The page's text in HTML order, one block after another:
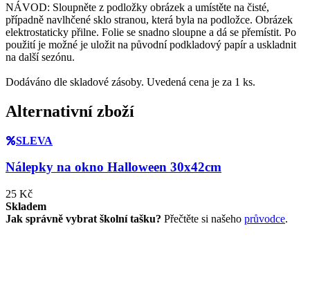
NÁVOD: Sloupněte z podložky obrázek a umístěte na čisté,
případně navlhčené sklo stranou, která byla na podložce. Obrázek
elektrostaticky přilne. Folie se snadno sloupne a dá se přemístit. Po
použití je možné je uložit na původní podkladový papír a uskladnit
na další sezónu.
Dodáváno dle skladové zásoby. Uvedená cena je za 1 ks.
Alternativní zboží
SLEVA
Nálepky na okno Halloween 30x42cm
25 Kč
Skladem
Jak správně vybrat školní tašku? Přečtěte si našeho průvodce.